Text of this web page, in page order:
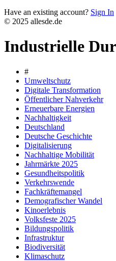
Have an existing account? Sign In
© 2025 allesde.de
Industrielle
#
Umweltschutz
Digitale Transformation
Öffentlicher Nahverkehr
Erneuerbare Energien
Nachhaltigkeit
Deutschland
Deutsche Geschichte
Digitalisierung
Nachhaltige Mobilität
Jahrmärkte 2025
Gesundheitspolitik
Verkehrswende
Fachkräftemangel
Demografischer Wandel
Kinoerlebnis
Volksfeste 2025
Bildungspolitik
Infrastruktur
Biodiversität
Klimaschutz